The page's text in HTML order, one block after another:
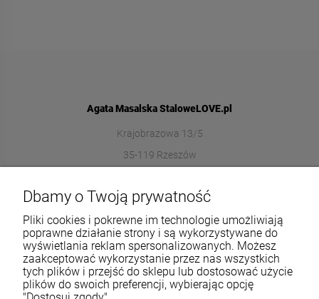
Agata Masalska StaloweLOVE.pl
Krajobrazowa 13/5
35-119 Rzeszów
572989669
Informacje
O nas
Dbamy o Twoją prywatność
Pliki cookies i pokrewne im technologie umożliwiają
poprawne działanie strony i są wykorzystywane do
wyświetlania reklam spersonalizowanych. Możesz
zaakceptować wykorzystanie przez nas wszystkich
tych plików i przejść do sklepu lub dostosować użycie
plików do swoich preferencji, wybierając opcję